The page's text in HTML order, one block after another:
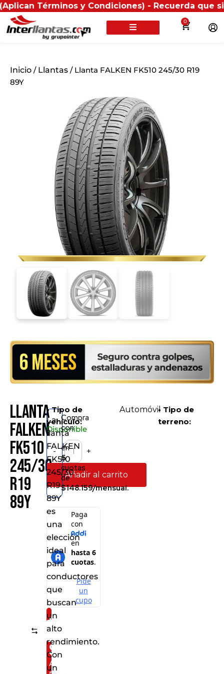
y Condiciones) - Recuerda que si
0
Inicio / Llantas / Llanta FALKEN FK510 245/30 R19
89Y
Llanta
FALKEN
FK510
245/30
R19
89Y
Consíguelo
por
solo:
Al
Disponible
- +
Añadir al carrito
Comparar
Compra
con
en
6
cuotas
de
$148.159/mensual.
La
llanta
FALKEN
FK510
245/30
R19
89Y
es
una
elección
ideal
para
conductores
que
buscan
un
alto
rendimiento.
Con
un
• Tipo de
vehículo:
Automóvil• Tipo de
terreno: